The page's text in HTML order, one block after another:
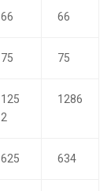
66 66
75 75
125
2
1286
625 634